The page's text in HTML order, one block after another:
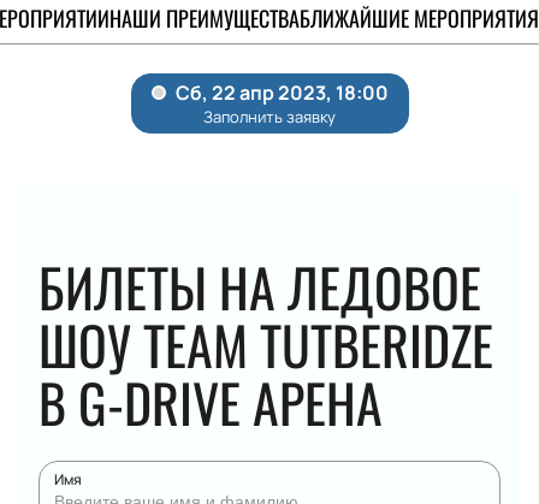
НАШИ ПРЕИМУЩЕСТВАБЛИЖАЙШИЕ МЕРОПРИЯТИЯ
БИЛЕТЫ НА ЛЕДОВОЕ
ШОУ TEAM TUTBERIDZE
В G-DRIVE АРЕНА
Имя